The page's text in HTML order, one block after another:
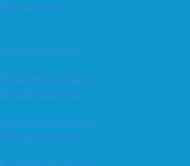
Høst-konrad
Høstturneringen
Klubbmesterskapet
Høstturneringen
Klubbmesterskapet
Høstturneringen